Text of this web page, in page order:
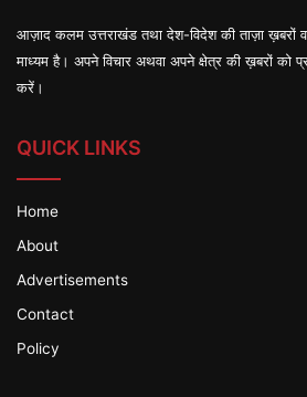
आज़ाद कलम उत्तराखंड तथा देश-विदेश की ताज़ा ख़बरों
माध्यम है। अपने विचार अथवा अपने क्षेत्र की ख़बरों को
करें।
QUICK LINKS
Home
About
Advertisements
Contact
Policy